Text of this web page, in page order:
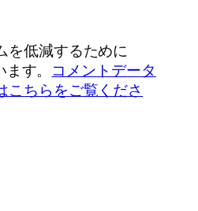
を低減するために
す。
コメントデータ
こちらをご覧くださ